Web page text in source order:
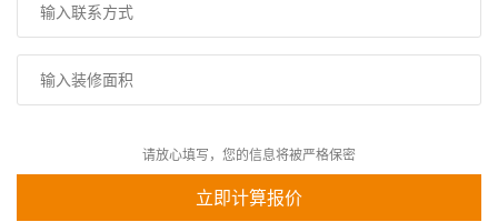
请放心填写，您的信息将被严格保密